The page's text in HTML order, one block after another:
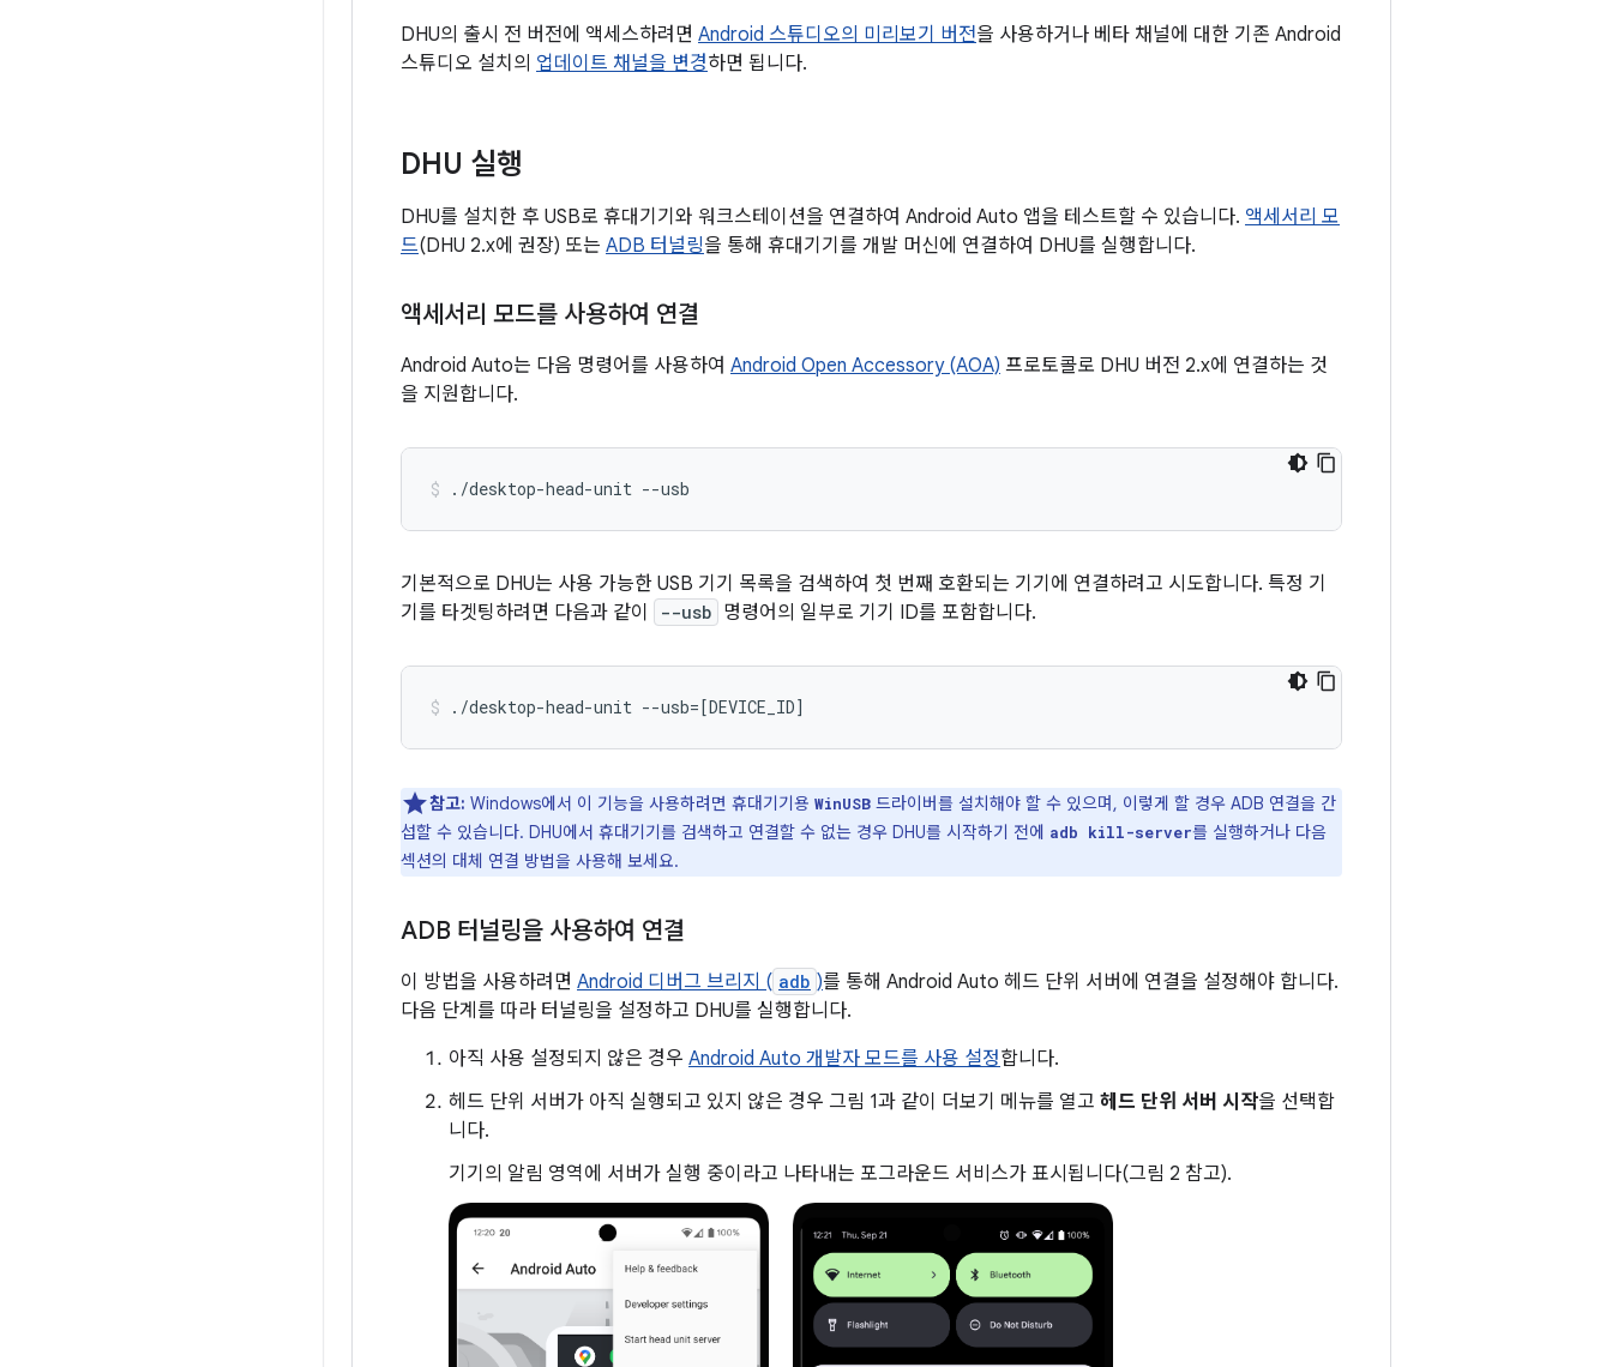
DHU의 출시 전 버전에 액세스하려면 Android 스튜디오의 미리보기 버전을 사용하거나 베타 채널에 대한 기존 Android
스튜디오 설치의 업데이트 채널을 변경하면 됩니다.
DHU 실행
DHU를 설치한 후 USB로 휴대기기와 워크스테이션을 연결하여 Android Auto 앱을 테스트할 수 있습니다. 액세서리 모
드(DHU 2.x에 권장) 또는 ADB 터널링을 통해 휴대기기를 개발 머신에 연결하여 DHU를 실행합니다.
액세서리 모드를 사용하여 연결
Android Auto는 다음 명령어를 사용하여 Android Open Accessory (AOA) 프로토콜로 DHU 버전 2.x에 연결하는 것
을 지원합니다.
./desktop-head-unit --usb
기본적으로 DHU는 사용 가능한 USB 기기 목록을 검색하여 첫 번째 호환되는 기기에 연결하려고 시도합니다. 특정 기
기를 타겟팅하려면 다음과 같이
--usb 명령어의 일부로 기기 ID를 포함합니다.
./desktop-head-unit --usb=[DEVICE_ID]
참고: Windows에서 이 기능을 사용하려면 휴대기기용 WinUSB 드라이버를 설치해야 할 수 있으며, 이렇게 할 경우 ADB 연결을 간
섭할 수 있습니다. DHU에서 휴대기기를 검색하고 연결할 수 없는 경우 DHU를 시작하기 전에 adb kill-server를 실행하거나 다음
섹션의 대체 연결 방법을 사용해 보세요.
ADB 터널링을 사용하여 연결
이 방법을 사용하려면 Android 디버그 브리지 ( adb )를 통해 Android Auto 헤드 단위 서버에 연결을 설정해야 합니다.
다음 단계를 따라 터널링을 설정하고 DHU를 실행합니다.
아직 사용 설정되지 않은 경우 Android Auto 개발자 모드를 사용 설정합니다.
헤드 단위 서버가 아직 실행되고 있지 않은 경우 그림 1과 같이 더보기 메뉴를 열고 헤드 단위 서버 시작을 선택합
니다.
기기의 알림 영역에 서버가 실행 중이라고 나타내는 포그라운드 서비스가 표시됩니다(그림 2 참고).